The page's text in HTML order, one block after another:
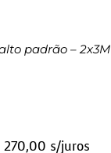
padrão – 2x3M
270,00 s/juros